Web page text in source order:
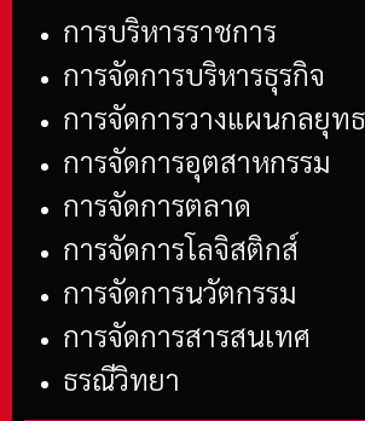
การบริหารราชการ
การจัดการบริหารธุรกิจ
การจัดการวางแผนกลยุทธ
การจัดการอุตสาหกรรม
การจัดการตลาด
การจัดการโลจิสติกส์
การจัดการนวัตกรรม
การจัดการสารสนเทศ
ธรณีวิทยา